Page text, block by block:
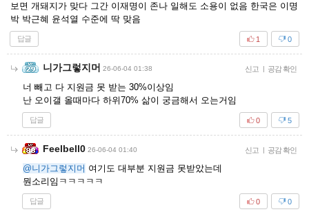
보면 개돼지가 맞다 그간 이재명이 존나 일해도 소용이 없음 한국은 이명
박 박근혜 윤석열 수준에 딱 맞음
답글 0
1
니가그렇지머 26-06-04 01:38 신고 공감 확인
너 빼고 다 지원금 못 받는 30%이상임
난 오이갤 올때마다 하위70% 삶이 궁금해서 오는거임
답글 5
0
Feelbell0 26-06-04 01:40 신고 공감 확인
@니가그렇지머 여기도 대부분 지원금 못받았는데
뭔소리임ㅋㅋㅋㅋㅋ
답글 0
0